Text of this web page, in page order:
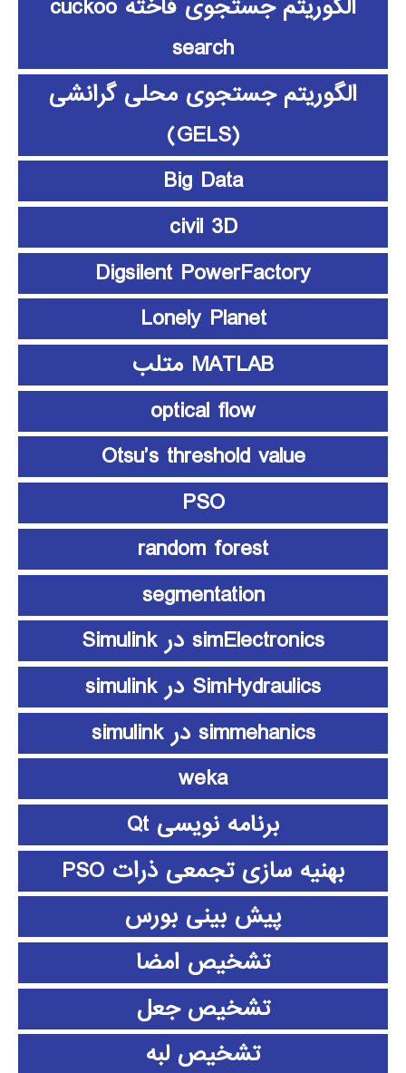
الگوریتم جستجوی فاخته cuckoo
search
الگوریتم جستجوی محلی گرانشی
(GELS)
Big Data
civil 3D
Digsilent PowerFactory
Lonely Planet
MATLAB متلب
optical flow
Otsu’s threshold value
PSO
random forest
segmentation
simElectronics در Simulink
SimHydraulics در simulink
simmehanics در simulink
weka
برنامه نویسی Qt
بهنیه سازی تجمعی ذرات PSO
پیش بینی بورس
تشخیص امضا
تشخیص جعل
تشخیص لبه